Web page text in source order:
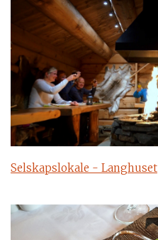
Selskapslokale - Langhuset